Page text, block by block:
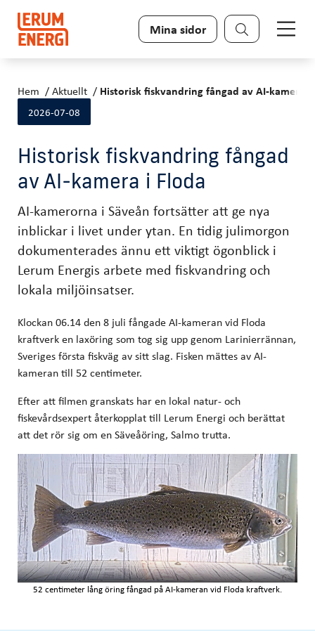
Sök
Mina sidor
Hem Aktuellt Historisk fiskvandring fångad av AI-kamera i
2026-07-08
Historisk fiskvandring fångad
av AI-kamera i Floda
AI-kamerorna i Säveån fortsätter att ge nya
inblickar i livet under ytan. En tidig julimorgon
dokumenterades ännu ett viktigt ögonblick i
Lerum Energis arbete med fiskvandring och
lokala miljöinsatser.
Klockan 06.14 den 8 juli fångade AI-kameran vid Floda
kraftverk en laxöring som tog sig upp genom Larinierrännan,
Sveriges första fiskväg av sitt slag. Fisken mättes av AI-
kameran till 52 centimeter.
Efter att filmen granskats har en lokal natur- och
fiskevårdsexpert återkopplat till Lerum Energi och berättat
att det rör sig om en Säveåöring, Salmo trutta.
52 centimeter lång öring fångad på AI-kameran vid Floda kraftverk.